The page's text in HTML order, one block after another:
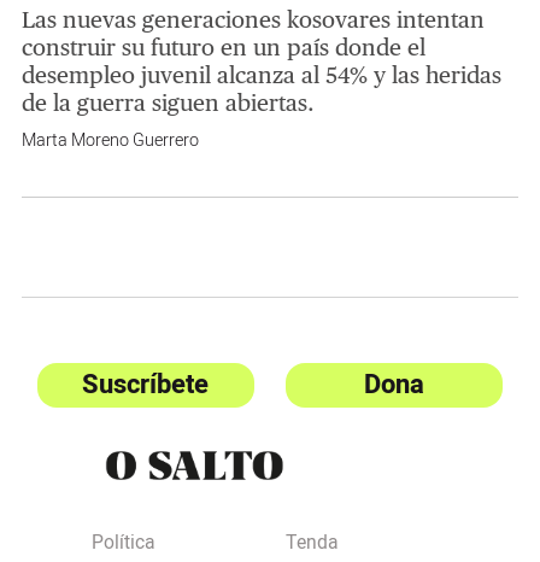
Las nuevas generaciones kosovares intentan
construir su futuro en un país donde el
desempleo juvenil alcanza al 54% y las heridas
de la guerra siguen abiertas.
Marta Moreno Guerrero
Suscríbete Dona
Política
Tenda